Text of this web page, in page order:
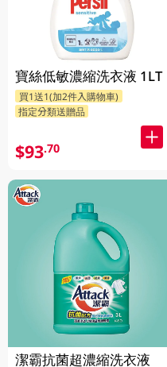
寶絲低敏濃縮洗衣液 1LT
買1送1(加2件入購物車)
指定分類送贈品
$93.70
潔霸抗菌超濃縮洗衣液